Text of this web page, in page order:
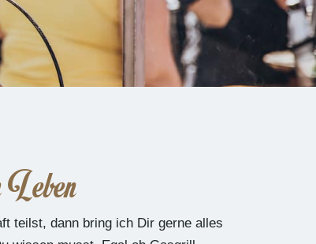
teilst, dann bring ich Dir gerne alles